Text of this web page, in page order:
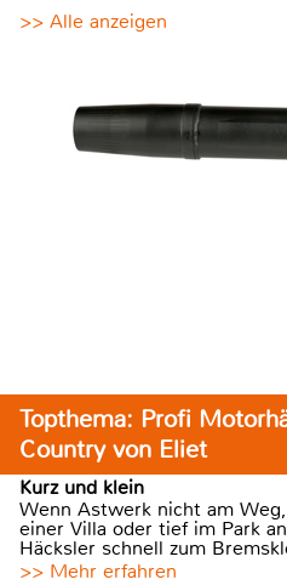
>> Alle anzeigen
Topthema: Profi
Country von Eliet
Kurz und klein
Wenn Astwerk nicht am
einer Villa oder tief im Park
Häcksler schnell zum
>> Mehr erfahren